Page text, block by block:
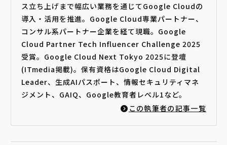
ス立ち上げまで幅広い業務を通じてGoogle Cloudの
導入・活用を推進。Google Cloud専業パートナー、
コンサル系パートナー企業を経て現職。Google
Cloud Partner Tech Influencer Challenge 2025
受賞。Google Cloud Next Tokyo 2025に登壇
(ITmedia掲載)。保有資格はGoogle Cloud Digital
Leader、生成AIパスポート、情報セキュリティマネ
ジメント、GAIQ、Google教育者レベル1など。
この執筆者の記事一覧